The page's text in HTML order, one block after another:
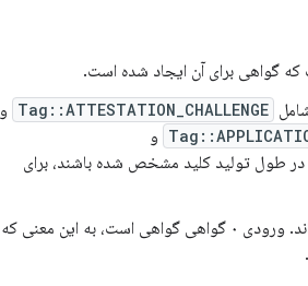
گواهی برای آن ایجاد شده است.
Tag::ATTESTATION_CHALLENGE و
و
طول تولید کلید مشخص شده باشند، برای
پارامتر خروجی است که آرایه‌ای از گواهی‌ها را برمی‌گرداند. ورودی ۰ گواهی گواهی است، به این معنی که